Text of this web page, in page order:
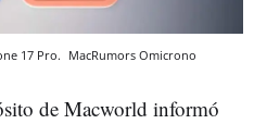
17 Pro. MacRumors Omicrono
de Macworld informó